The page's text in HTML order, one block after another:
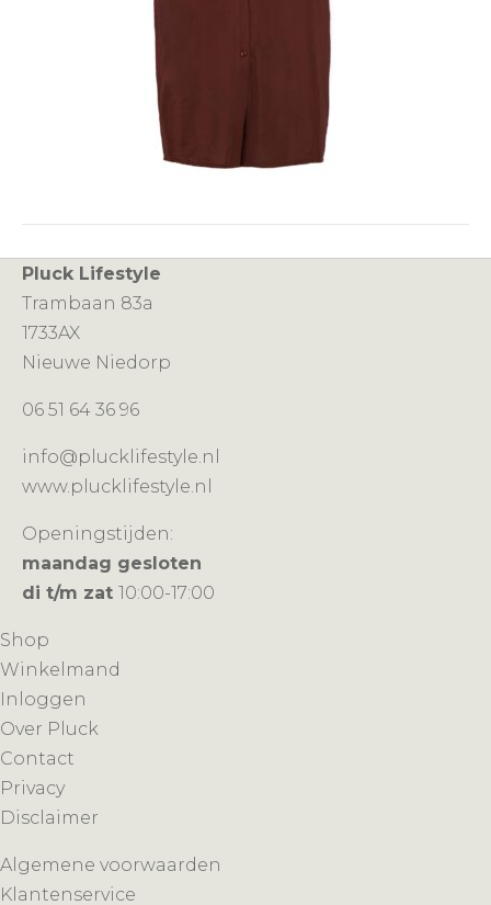
Pluck Lifestyle
Trambaan 83a
1733AX
Nieuwe Niedorp
06 51 64 36 96
info@plucklifestyle.nl
www.plucklifestyle.nl
Openingstijden:
maandag gesloten
di t/m zat 10:00-17:00
Shop
Winkelmand
Inloggen
Over Pluck
Contact
Privacy
Disclaimer
Algemene voorwaarden
Klantenservice